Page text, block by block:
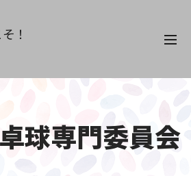
！
球専門委員会